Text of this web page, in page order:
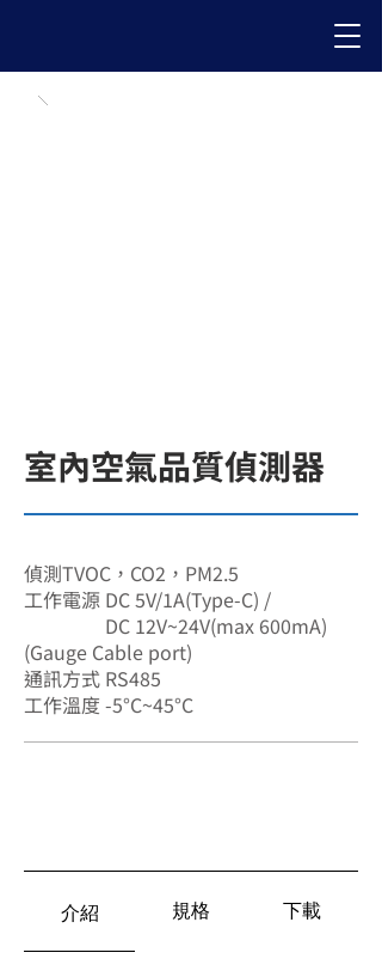
室內空氣品質偵測器
偵測TVOC，CO2，PM2.5
工作電源 DC 5V/1A(Type-C) /
DC 12V~24V(max 600mA)
(Gauge Cable port)
通訊方式 RS485
工作溫度 -5°C~45°C
介紹 規格 下載